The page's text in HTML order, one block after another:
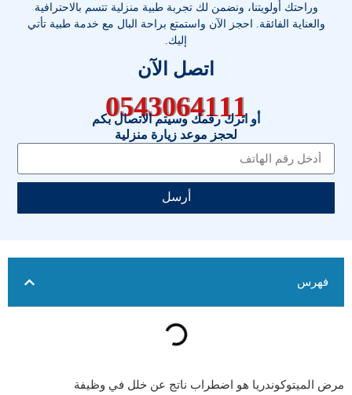
وراحتك أولويتنا، ونضمن لك تجربة طبية منزلية تتسم بالاحترافية
والعناية الفائقة. احجز الآن واستمتع براحة البال مع خدمة طبية تأتي
إليك.
اتصل الآن
0543064111
أو اترك رقمك وسيتم الاتصال بكم
لحجز موعد زيارة منزلية
أرسل
فهرس
مرض الميتوكوندريا هو اضطراب ناتج عن خلل في وظيفة